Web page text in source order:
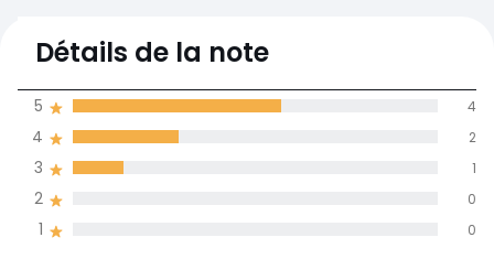
4,4
moyenne des avis
dans toutes les
5
Détails de la note
1 0
2 0
3 1
4 2
5 4